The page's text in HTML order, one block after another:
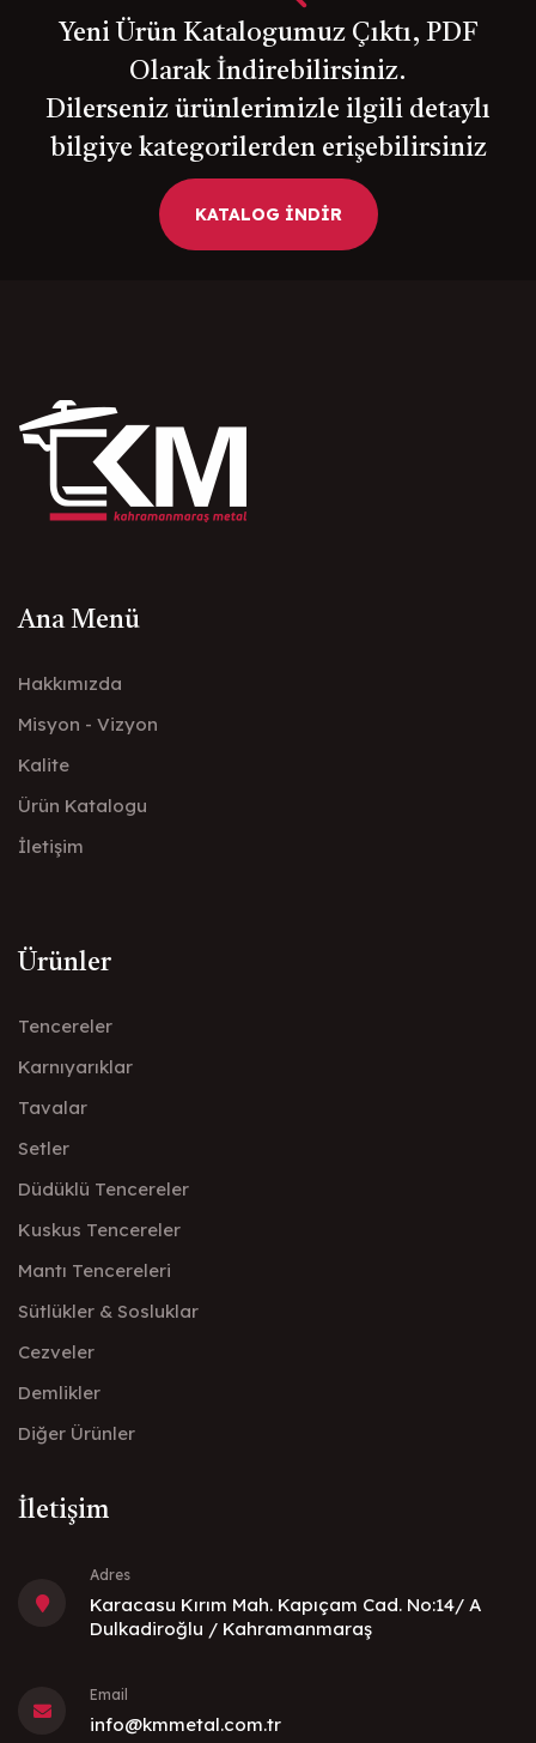
Yeni Ürün Katalogumuz Çıktı, PDF
Olarak İndirebilirsiniz.
Dilerseniz ürünlerimizle ilgili detaylı
bilgiye kategorilerden erişebilirsiniz
KATALOG İNDİR
Ana Menü
Hakkımızda
Misyon - Vizyon
Kalite
Ürün Katalogu
İletişim
Ürünler
Tencereler
Karnıyarıklar
Tavalar
Setler
Düdüklü Tencereler
Kuskus Tencereler
Mantı Tencereleri
Sütlükler & Sosluklar
Cezveler
Demlikler
Diğer Ürünler
İletişim
Adres
Karacasu Kırım Mah. Kapıçam Cad. No:14/ A
Dulkadiroğlu / Kahramanmaraş
Email
info@kmmetal.com.tr